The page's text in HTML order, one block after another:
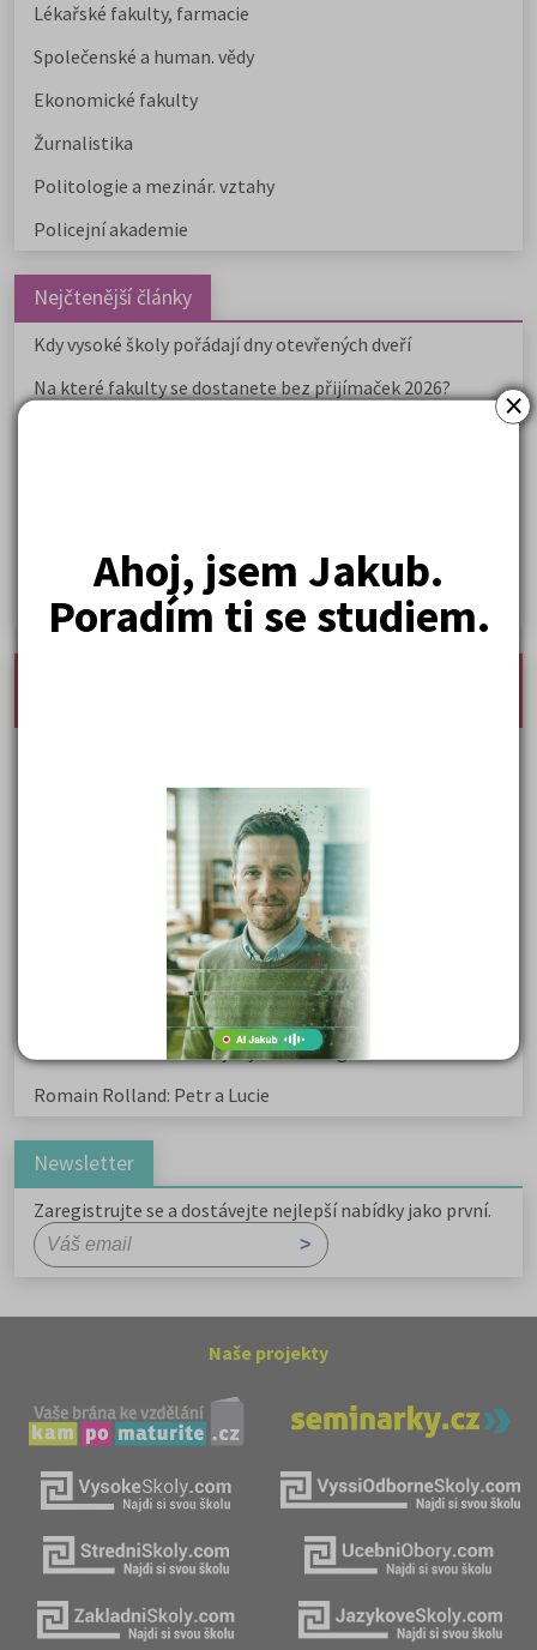
×
Ahoj, jsem Jakub.
Poradím ti se studiem.
Lékařské fakulty, farmacie
Společenské a human. vědy
Ekonomické fakulty
Žurnalistika
Politologie a mezinár. vztahy
Policejní akademie
Nejčtenější články
Kdy vysoké školy pořádají dny otevřených dveří
Na které fakulty se dostanete bez přijímaček 2026?
možnosti
Jak se dostat na nejžádanější obory vysokých škol
Karel Havlíček Borovský: Tyrolské elegie
Kritika hry M. L. King v Salesiánském divadle
Důležité reakce organických sloučenin a jejich význam
Zákonitosti v elektronové struktuře
Základní charakteristiky obyvatelstva a geografie sídel
Karel Hynek Mácha: Máj
Karel Havlíček Borovský: Tyrolské elegie
Romain Rolland: Petr a Lucie
Newsletter
Zaregistrujte se a dostávejte nejlepší nabídky jako první.
Naše projekty